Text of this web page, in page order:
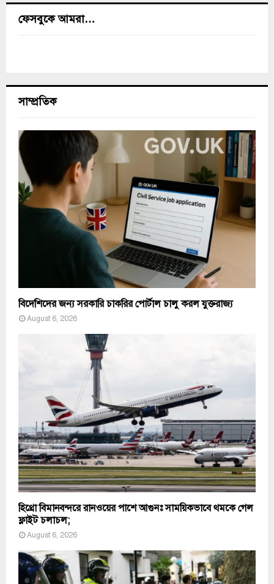
ফেসবুকে আমরা…
সাম্প্রতিক
বিদেশিদের জন্য সরকারি চাকরির পোর্টাল চালু করল যুক্তরাজ্য
August 6, 2026
হিথ্রো বিমানবন্দরে রানওয়ের পাশে আগুনঃ সাময়িকভাবে থমকে গেল
ফ্লাইট চলাচল;
August 6, 2026